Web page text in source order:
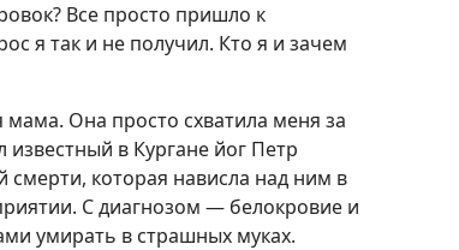
Все просто пришло к
я так и не получил. Кто я и зачем
Она просто схватила меня за
известный в Кургане йог Петр
которая нависла над ним в
С диагнозом — белокровие и
умирать в страшных муках.